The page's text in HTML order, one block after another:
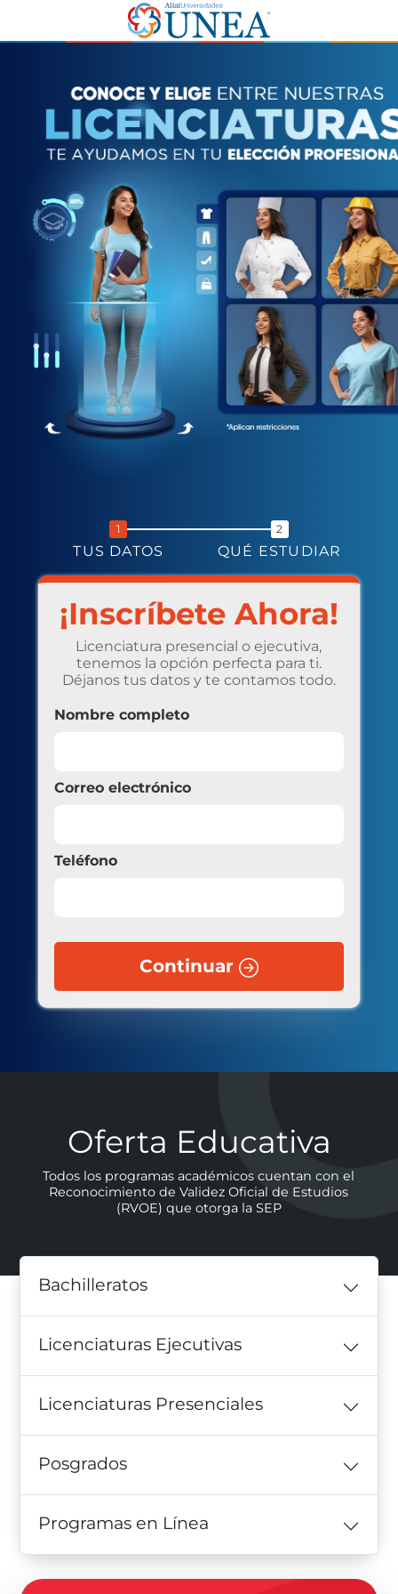
TUS DATOS QUÉ ESTUDIAR
¡Inscríbete Ahora!
Licenciatura presencial o ejecutiva,
tenemos la opción perfecta para ti.
Déjanos tus datos y te contamos todo.
Nombre completo
Correo electrónico
Teléfono
Continuar
Oferta Educativa
Todos los programas académicos cuentan con el
Reconocimiento de Validez Oficial de Estudios
(RVOE) que otorga la SEP
Bachilleratos
Licenciaturas Ejecutivas
Licenciaturas Presenciales
Posgrados
Programas en Línea